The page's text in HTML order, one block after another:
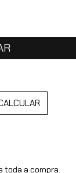
toda a compra.